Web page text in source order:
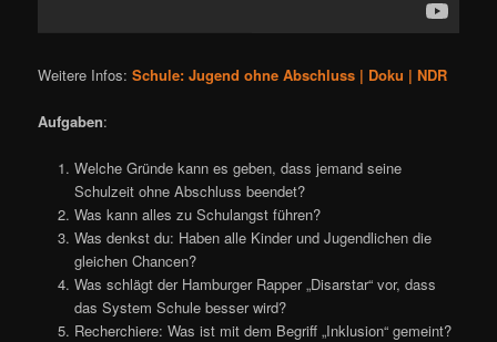
Weitere Infos:Schule: Jugend ohne Abschluss | Doku | NDR
Aufgaben:
Welche Gründe kann es geben, dass jemand seine
Schulzeit ohne Abschluss beendet?
Was kann alles zu Schulangst führen?
Was denkst du: Haben alle Kinder und Jugendlichen die
gleichen Chancen?
Was schlägt der Hamburger Rapper „Disarstar“ vor, dass
das System Schule besser wird?
Recherchiere: Was ist mit dem Begriff „Inklusion“ gemeint?